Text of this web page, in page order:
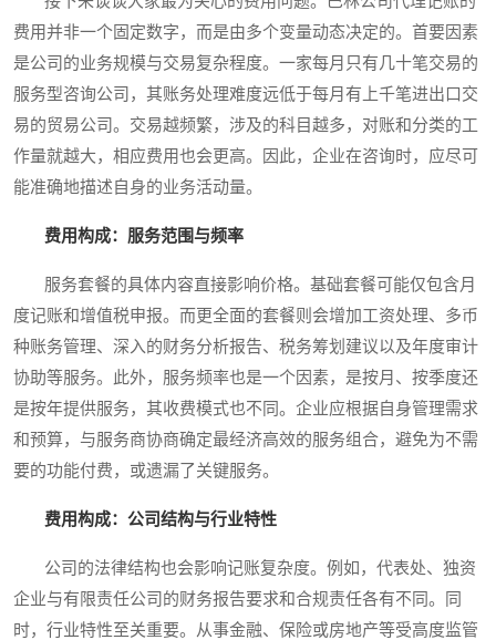
费用并非一个固定数字，而是由多个变量动态决定的。首要因素
是公司的业务规模与交易复杂程度。一家每月只有几十笔交易的
服务型咨询公司，其账务处理难度远低于每月有上千笔进出口交
易的贸易公司。交易越频繁，涉及的科目越多，对账和分类的工
作量就越大，相应费用也会更高。因此，企业在咨询时，应尽可
能准确地描述自身的业务活动量。
费用构成：服务范围与频率
服务套餐的具体内容直接影响价格。基础套餐可能仅包含月
度记账和增值税申报。而更全面的套餐则会增加工资处理、多币
种账务管理、深入的财务分析报告、税务筹划建议以及年度审计
协助等服务。此外，服务频率也是一个因素，是按月、按季度还
是按年提供服务，其收费模式也不同。企业应根据自身管理需求
和预算，与服务商协商确定最经济高效的服务组合，避免为不需
要的功能付费，或遗漏了关键服务。
费用构成：公司结构与行业特性
公司的法律结构也会影响记账复杂度。例如，代表处、独资
企业与有限责任公司的财务报告要求和合规责任各有不同。同
时，行业特性至关重要。从事金融、保险或房地产等受高度监管